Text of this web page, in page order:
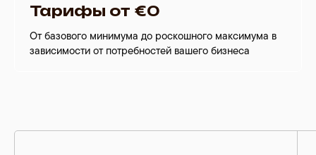
Тарифы от €0
От базового минимума до роскошного максимума в
зависимости от потребностей вашего бизнеса